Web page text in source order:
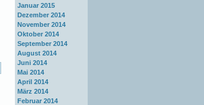
Januar 2015
Dezember 2014
November 2014
Oktober 2014
September 2014
August 2014
Juni 2014
Mai 2014
April 2014
März 2014
Februar 2014